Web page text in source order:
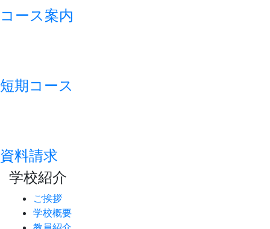
コース案内
短期コース
資料請求
学校紹介
ご挨拶
学校概要